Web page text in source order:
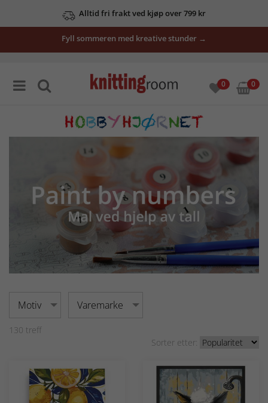
Fyll sommeren med kreative stunder →
0 0
Motiv Varemarke
130 treff
Sorter etter: